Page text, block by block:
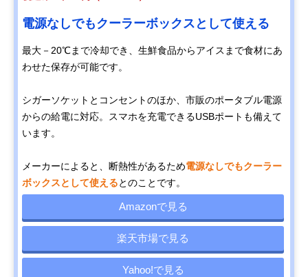
電源なしでもクーラーボックスとして使える
最大－20℃まで冷却でき、生鮮食品からアイスまで食材にあ
わせた保存が可能です。
シガーソケットとコンセントのほか、市販のポータブル電源
からの給電に対応。スマホを充電できるUSBポートも備えて
います。
メーカーによると、断熱性があるため電源なしでもクーラー
ボックスとして使えるとのことです。
Amazonで見る
楽天市場で見る
Yahoo!で見る